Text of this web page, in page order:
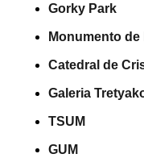
Gorky Park
Monumento
Catedral de
Galeria
TSUM
GUM